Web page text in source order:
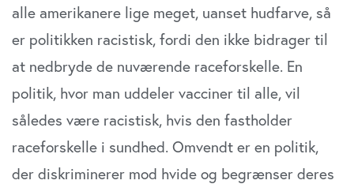
alle amerikanere lige meget, uanset hudfarve, så
er politikken racistisk, fordi den ikke bidrager til
at nedbryde de nuværende raceforskelle. En
politik, hvor man uddeler vacciner til alle, vil
således være racistisk, hvis den fastholder
raceforskelle i sundhed. Omvendt er en politik,
der diskriminerer mod hvide og begrænser deres